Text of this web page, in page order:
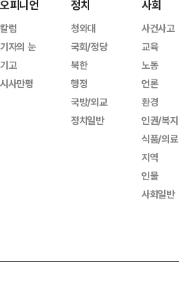
오피니언
칼럼
기자의 눈
기고
시사만평
정치
청와대
국회/정당
북한
행정
국방/외교
정치일반
사회
사건사고
교육
노동
언론
환경
인권/복지
식품/의료
지역
인물
사회일반